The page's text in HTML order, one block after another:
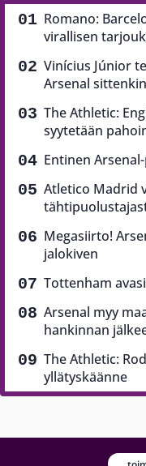
Romano:
virallisen
Vinícius Júnior
Arsenal
The Athletic:
syytetään
Entinen
Atletico Madrid
Megasiirto!
jalokiven
Tottenham
Arsenal myy
hankinnan
The Athletic:
yllätyskäänne